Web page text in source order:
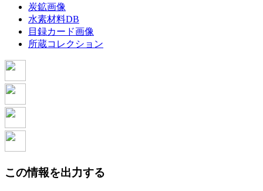
炭鉱画像
水素材料DB
目録カード画像
所蔵コレクション
この情報を出力する